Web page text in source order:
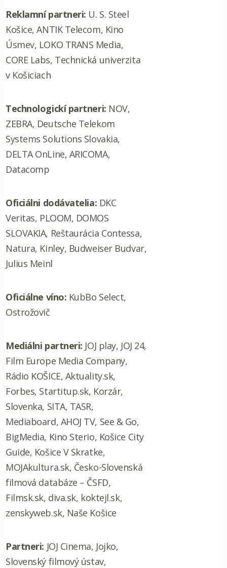
Reklamní partneri: U. S. Steel
Košice, ANTIK Telecom, Kino
Úsmev, LOKO TRANS Media,
CORE Labs, Technická univerzita
v Košiciach
Technologickí partneri: NOV,
ZEBRA, Deutsche Telekom
Systems Solutions Slovakia,
DELTA OnLine, ARICOMA,
Datacomp
Oficiálni dodávatelia: DKC
Veritas, PLOOM, DOMOS
SLOVAKIA, Reštaurácia Contessa,
Natura, Kinley, Budweiser Budvar,
Julius Meinl
Oficiálne víno: KubBo Select,
Ostrožovič
Mediálni partneri: JOJ play, JOJ 24,
Film Europe Media Company,
Rádio KOŠICE, Aktuality.sk,
Forbes, Startitup.sk, Korzár,
Slovenka, SITA, TASR,
Mediaboard, AHOJ TV, See & Go,
BigMedia, Kino Sterio, Košice City
Guide, Košice V Skratke,
MOJAkultura.sk, Česko-Slovenská
filmová databáze – ČSFD,
Filmsk.sk, diva.sk, koktejl.sk,
zenskyweb.sk, Naše Košice
Partneri: JOJ Cinema, Jojko,
Slovenský filmový ústav,